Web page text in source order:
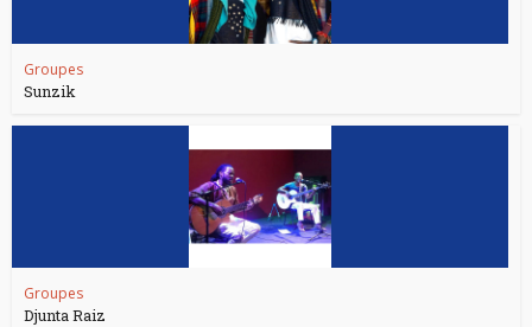
Groupes
Sunzik
Groupes
Djunta Raiz